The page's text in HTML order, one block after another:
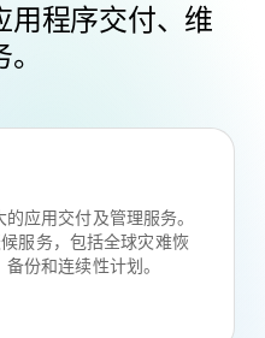
用程序交付、维
应用交付及管理服务。
服务，包括全球灾难恢
份和连续性计划。